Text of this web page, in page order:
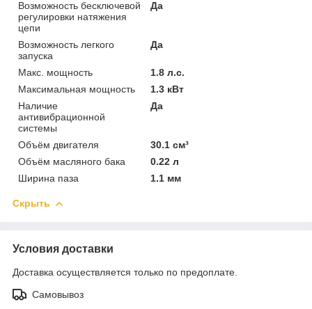
Возможность бесключевой
регулировки натяжения
цепи
Да
Возможность легкого
запуска
Да
Макс. мощность
1.8 л.с.
Максимальная мощность
1.3 кВт
Наличие
антивибрационной
системы
Да
Объём двигателя
30.1 см³
Объём масляного бака
0.22 л
Ширина паза
1.1 мм
Скрыть
Условия доставки
Доставка осуществляется только по предоплате.
Самовывоз